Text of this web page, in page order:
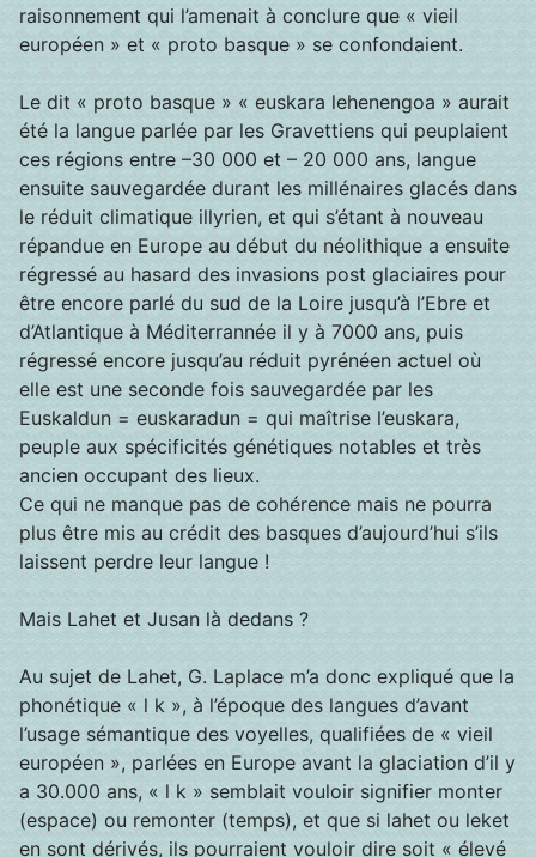
raisonnement qui l’amenait à conclure que « vieil
européen » et « proto basque » se confondaient.
Le dit « proto basque » « euskara lehenengoa » aurait
été la langue parlée par les Gravettiens qui peuplaient
ces régions entre –30 000 et – 20 000 ans, langue
ensuite sauvegardée durant les millénaires glacés dans
le réduit climatique illyrien, et qui s’étant à nouveau
répandue en Europe au début du néolithique a ensuite
régressé au hasard des invasions post glaciaires pour
être encore parlé du sud de la Loire jusqu’à l’Ebre et
d’Atlantique à Méditerrannée il y à 7000 ans, puis
régressé encore jusqu’au réduit pyrénéen actuel où
elle est une seconde fois sauvegardée par les
Euskaldun = euskaradun = qui maîtrise l’euskara,
peuple aux spécificités génétiques notables et très
ancien occupant des lieux.
Ce qui ne manque pas de cohérence mais ne pourra
plus être mis au crédit des basques d’aujourd’hui s’ils
laissent perdre leur langue !
Mais Lahet et Jusan là dedans ?
Au sujet de Lahet, G. Laplace m’a donc expliqué que la
phonétique « l k », à l’époque des langues d’avant
l’usage sémantique des voyelles, qualifiées de « vieil
européen », parlées en Europe avant la glaciation d’il y
a 30.000 ans, « l k » semblait vouloir signifier monter
(espace) ou remonter (temps), et que si lahet ou leket
en sont dérivés, ils pourraient vouloir dire soit « élevé